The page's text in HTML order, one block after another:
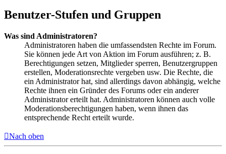
Benutzer-Stufen und Gruppen
Was sind Administratoren?
Administratoren haben die umfassendsten Rechte im Forum.
Sie können jede Art von Aktion im Forum ausführen; z. B.
Berechtigungen setzen, Mitglieder sperren, Benutzergruppen
erstellen, Moderationsrechte vergeben usw. Die Rechte, die
ein Administrator hat, sind allerdings davon abhängig, welche
Rechte ihnen ein Gründer des Forums oder ein anderer
Administrator erteilt hat. Administratoren können auch volle
Moderationsberechtigungen haben, wenn ihnen das
entsprechende Recht erteilt wurde.
Nach oben